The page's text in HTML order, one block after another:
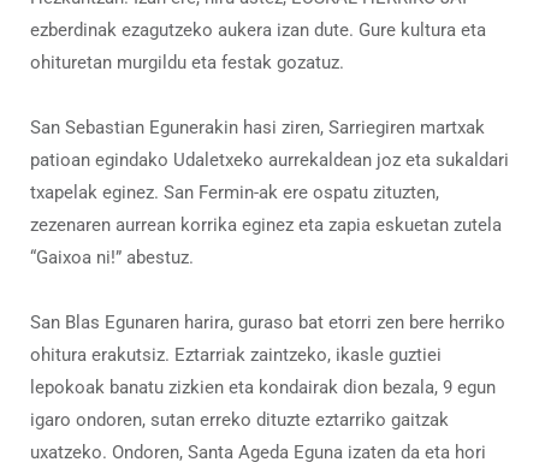
ezberdinak ezagutzeko aukera izan dute. Gure kultura eta
ohituretan murgildu eta festak gozatuz.
San Sebastian Egunerakin hasi ziren, Sarriegiren martxak
patioan egindako Udaletxeko aurrekaldean joz eta sukaldari
txapelak eginez. San Fermin-ak ere ospatu zituzten,
zezenaren aurrean korrika eginez eta zapia eskuetan zutela
“Gaixoa ni!” abestuz.
San Blas Egunaren harira, guraso bat etorri zen bere herriko
ohitura erakutsiz. Eztarriak zaintzeko, ikasle guztiei
lepokoak banatu zizkien eta kondairak dion bezala, 9 egun
igaro ondoren, sutan erreko dituzte eztarriko gaitzak
uxatzeko. Ondoren, Santa Ageda Eguna izaten da eta hori